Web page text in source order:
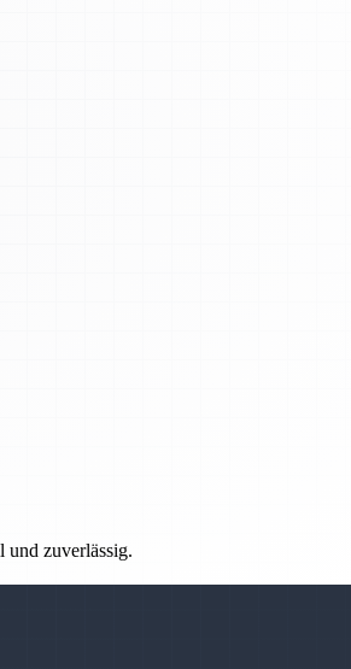
und zuverlässig.